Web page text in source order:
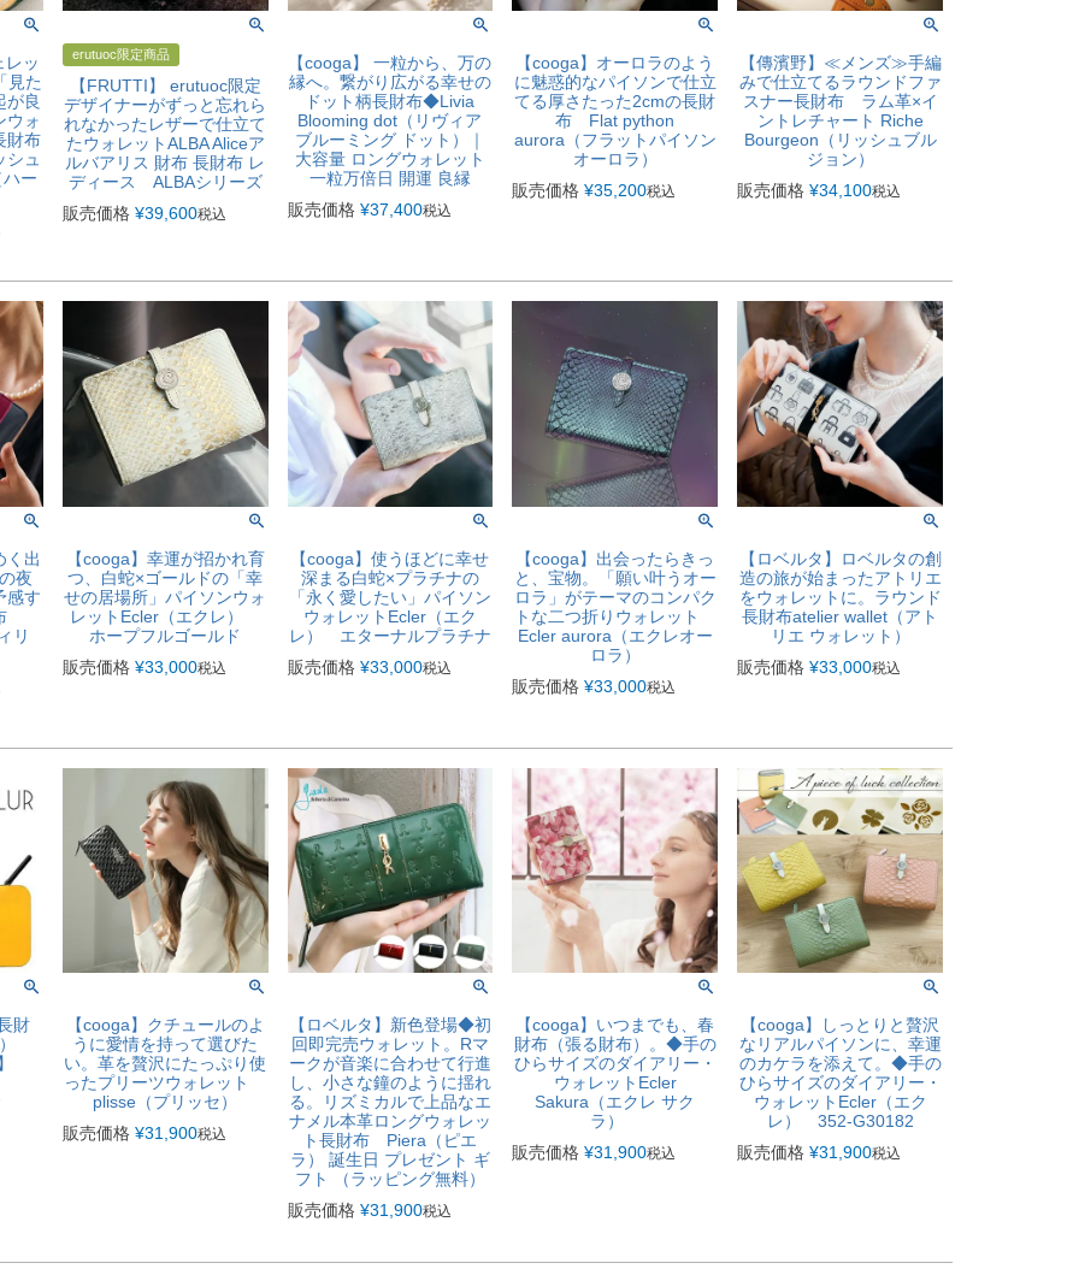
レッ
見た
が良
ウォ
財布
ュ
ー
erutuoc限定商品
【FRUTTI】 erutuoc限定
デザイナーがずっと忘れら
れなかったレザーで仕立て
たウォレットALBA Aliceア
ルバアリス 財布 長財布 レ
ディース ALBAシリーズ
販売価格 ¥39,600税込
【cooga】 一粒から、万の
縁へ。繋がり広がる幸せの
ドット柄長財布◆Livia
Blooming dot（リヴィア
ブルーミング ドット）｜
大容量 ロングウォレット
一粒万倍日 開運 良縁
販売価格 ¥37,400税込
【cooga】オーロラのよう
に魅惑的なパイソンで仕立
てる厚さたった2cmの長財
布 Flat python
aurora（フラットパイソン
オーロラ）
販売価格 ¥35,200税込
【傳濱野】≪メンズ≫手編
みで仕立てるラウンドファ
スナー長財布 ラム革×イ
ントレチャート Riche
Bourgeon（リッシュブル
ジョン）
販売価格 ¥34,100税込
く出
夜
感す
リ
【cooga】幸運が招かれ育
つ、白蛇×ゴールドの「幸
せの居場所」パイソンウォ
レットEcler（エクレ）
ホープフルゴールド
販売価格 ¥33,000税込
【cooga】使うほどに幸せ
深まる白蛇×プラチナの
「永く愛したい」パイソン
ウォレットEcler（エク
レ） エターナルプラチナ
販売価格 ¥33,000税込
【cooga】出会ったらきっ
と、宝物。「願い叶うオー
ロラ」がテーマのコンパク
トな二つ折りウォレット
Ecler aurora（エクレオー
ロラ）
販売価格 ¥33,000税込
【ロベルタ】ロベルタの創
造の旅が始まったアトリエ
をウォレットに。ラウンド
長財布atelier wallet（アト
リエ ウォレット）
販売価格 ¥33,000税込
財
）
【cooga】クチュールのよ
うに愛情を持って選びた
い。革を贅沢にたっぷり使
ったプリーツウォレット
plisse（プリッセ）
販売価格 ¥31,900税込
【ロベルタ】新色登場◆初
回即完売ウォレット。Rマ
ークが音楽に合わせて行進
し、小さな鐘のように揺れ
る。リズミカルで上品なエ
ナメル本革ロングウォレッ
ト長財布 Piera（ピエ
ラ） 誕生日 プレゼント ギ
フト （ラッピング無料）
販売価格 ¥31,900税込
【cooga】いつまでも、春
財布（張る財布）。◆手の
ひらサイズのダイアリー・
ウォレットEcler
Sakura（エクレ サク
ラ）
販売価格 ¥31,900税込
【cooga】しっとりと贅沢
なリアルパイソンに、幸運
のカケラを添えて。◆手の
ひらサイズのダイアリー・
ウォレットEcler（エク
レ） 352-G30182
販売価格 ¥31,900税込